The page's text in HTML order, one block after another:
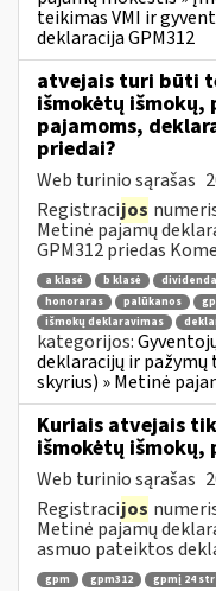
teikimas VMI ir
deklaracija GPM312
atvejais turi būti
išmokėtų išmokų,
pajamoms,
priedai?
Web turinio sąrašas
Registracijos
Metinė pajamų
GPM312 priedas
a klasė b klasė
honoraras
palūkanos
išmokų deklaravimas
kategorijos:
deklaracijų ir pažymų
skyrius) » Metinė
Kuriais atvejais
išmokėtų išmokų,
Web turinio sąrašas
Registracijos
Metinė pajamų
asmuo pateiktos
gpm gpm312 gpmį 24 str